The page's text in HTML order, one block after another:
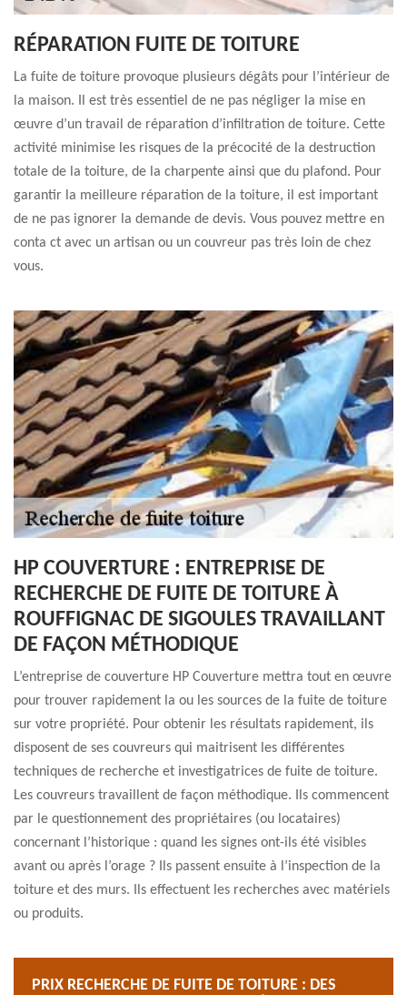
RÉPARATION FUITE DE TOITURE
La fuite de toiture provoque plusieurs dégâts pour l’intérieur de
la maison. Il est très essentiel de ne pas négliger la mise en
œuvre d’un travail de réparation d’infiltration de toiture. Cette
activité minimise les risques de la précocité de la destruction
totale de la toiture, de la charpente ainsi que du plafond. Pour
garantir la meilleure réparation de la toiture, il est important
de ne pas ignorer la demande de devis. Vous pouvez mettre en
conta ct avec un artisan ou un couvreur pas très loin de chez
vous.
HP COUVERTURE : ENTREPRISE DE
RECHERCHE DE FUITE DE TOITURE À
ROUFFIGNAC DE SIGOULES TRAVAILLANT
DE FAÇON MÉTHODIQUE
L’entreprise de couverture HP Couverture mettra tout en œuvre
pour trouver rapidement la ou les sources de la fuite de toiture
sur votre propriété. Pour obtenir les résultats rapidement, ils
disposent de ses couvreurs qui maitrisent les différentes
techniques de recherche et investigatrices de fuite de toiture.
Les couvreurs travaillent de façon méthodique. Ils commencent
par le questionnement des propriétaires (ou locataires)
concernant l’historique : quand les signes ont-ils été visibles
avant ou après l’orage ? Ils passent ensuite à l’inspection de la
toiture et des murs. Ils effectuent les recherches avec matériels
ou produits.
PRIX RECHERCHE DE FUITE DE TOITURE : DES